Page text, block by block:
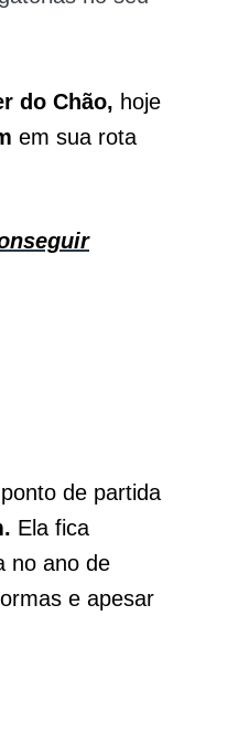
do Chão, hoje
em sua rota
de partida
Ela fica
no ano de
e apesar